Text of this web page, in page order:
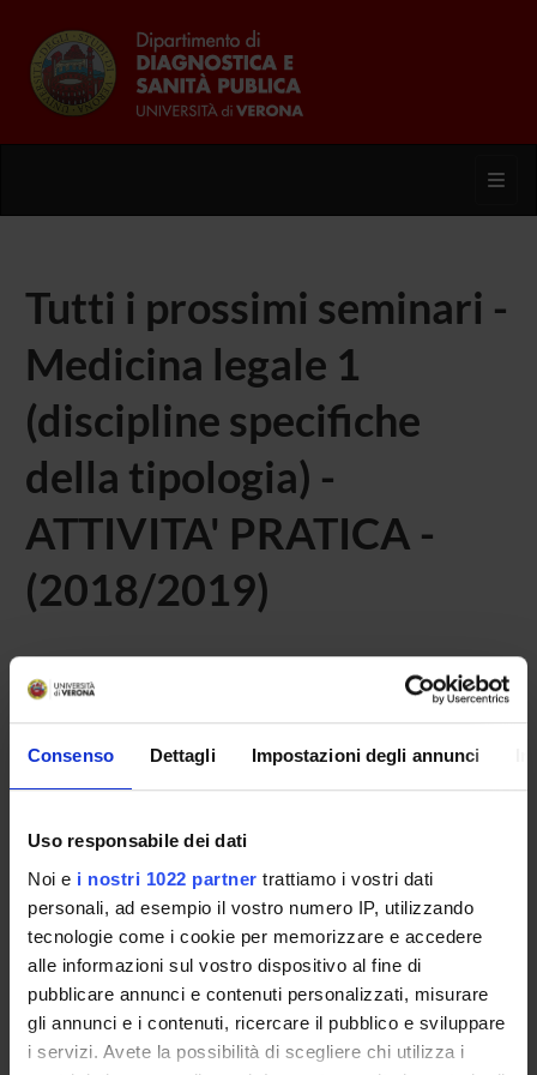
Consenso Dettagli Impostazioni degli annunci
Uso responsabile dei dati
Noi e i nostri 1022 partner trattiamo i vostri dati
personali, ad esempio il vostro numero IP, utilizzando
tecnologie come i cookie per memorizzare e accedere
alle informazioni sul vostro dispositivo al fine di
pubblicare annunci e contenuti personalizzati, misurare
gli annunci e i contenuti, ricercare il pubblico e sviluppare
i servizi. Avete la possibilità di scegliere chi utilizza i
Tutti i prossimi seminari -
Medicina legale 1
(discipline specifiche
della tipologia) -
ATTIVITA' PRATICA -
(2018/2019)
Home
Non è stato trovato alcun seminario relativo
OFFERTA FORMATIVA
CORSI DI STUDIO
DOTTORATI, MASTER E FORMAZIONE SUPERIORE